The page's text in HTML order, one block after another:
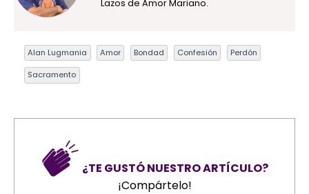
Lazos de Amor Mariano.
Alan Lugmania Amor Bondad Confesión Perdón
Sacramento
¿TE GUSTÓ NUESTRO ARTÍCULO?
¡Compártelo!